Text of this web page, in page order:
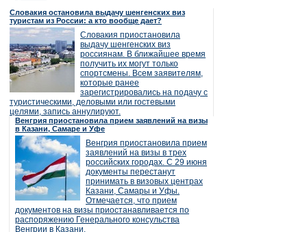
Словакия остановила выдачу шенгенских виз
туристам из России: а кто вообще дает?
Словакия приостановила
выдачу шенгенских виз
россиянам. В ближайшее время
получить их могут только
спортсмены. Всем заявителям,
которые ранее
зарегистрировались на подачу с
туристическими, деловыми или гостевыми
целями, запись аннулируют.
Венгрия приостановила прием заявлений на визы
в Казани, Самаре и Уфе
Венгрия приостановила прием
заявлений на визы в трех
российских городах. С 29 июня
документы перестанут
принимать в визовых центрах
Казани, Самары и Уфы.
Отмечается, что прием
документов на визы приостанавливается по
распоряжению Генерального консульства
Венгрии в Казани.